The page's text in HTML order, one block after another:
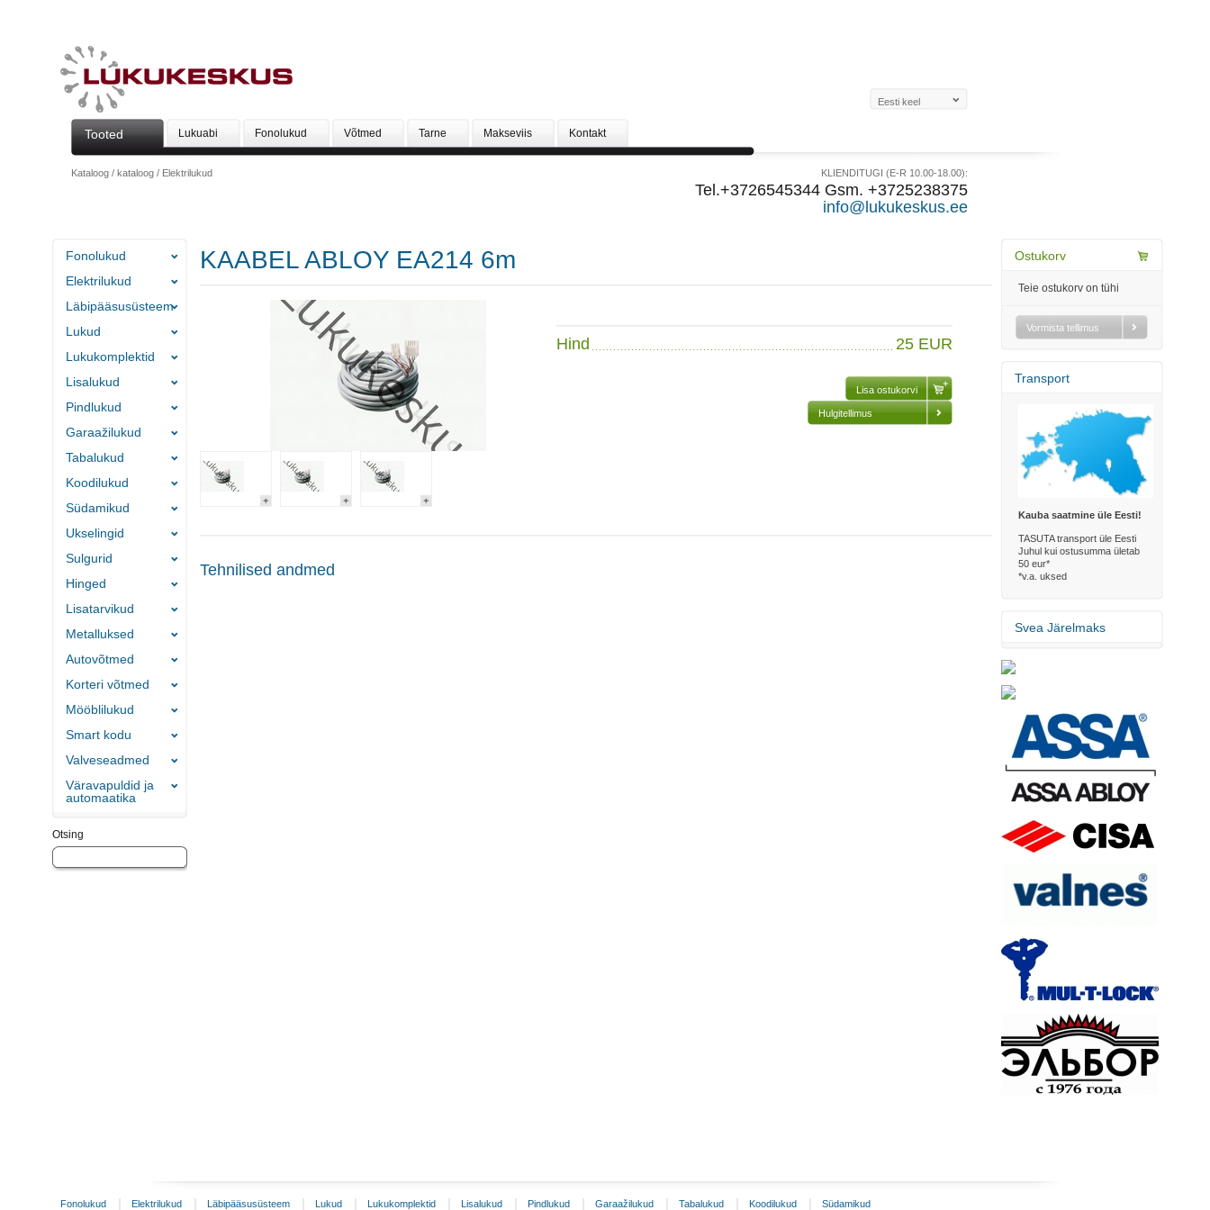
Tooted Lukuabi Fonolukud Võtmed Tarne Makseviis Kontakt
KLIENDITUGI (E-R 10.00-18.00):
Tel.+3726545344 Gsm. +3725238375
info@lukukeskus.ee
Kataloog /kataloog / Elektrilukud
KAABEL ABLOY EA214 6m
25 EUR
Hind
Hulgitellimus
Tehnilised andmed
Fonolukud
Elektrilukud
Läbipääsusüsteem
Lukud
Lukukomplektid
Lisalukud
Pindlukud
Garaažilukud
Tabalukud
Koodilukud
Südamikud
Ukselingid
Sulgurid
Hinged
Lisatarvikud
Metalluksed
Autovõtmed
Korteri võtmed
Mööblilukud
Smart kodu
Valveseadmed
Väravapuldid ja
automaatika
Otsing
Ostukorv
Teie ostukorv on tühi
Vormista tellimus
Transport
Kauba saatmine üle Eesti!
TASUTA transport üle Eesti
Juhul kui ostusumma ületab
50 eur*
*v.a. uksed
Svea Järelmaks
Fonolukud Elektrilukud Läbipääsusüsteem Lukud Lukukomplektid Lisalukud Pindlukud Garaažilukud Tabalukud Koodilukud Südamikud